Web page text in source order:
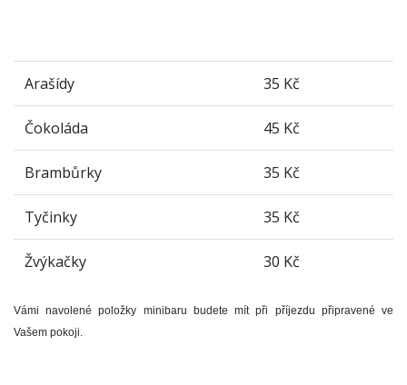
Arašídy 35 Kč
Čokoláda 45 Kč
Brambůrky 35 Kč
Tyčinky 35 Kč
Žvýkačky 30 Kč
Vámi navolené položky minibaru budete mít při příjezdu připravené ve
Vašem pokoji.